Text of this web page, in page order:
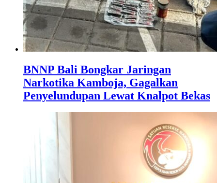
BNNP Bali Bongkar Jaringan
Narkotika Kamboja, Gagalkan
Penyelundupan Lewat Knalpot Bekas